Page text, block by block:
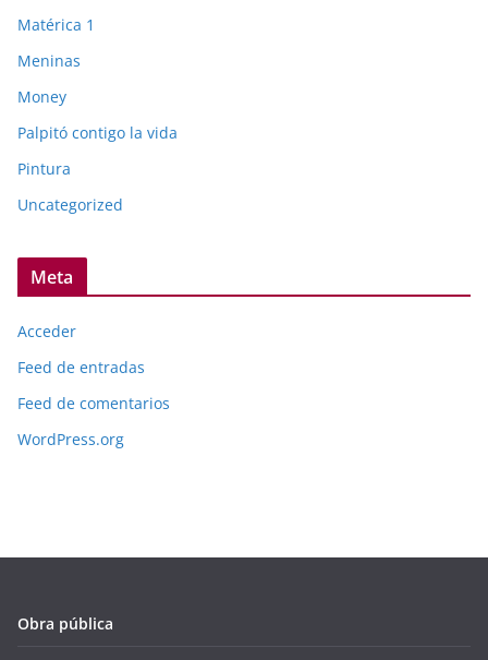
Matérica 1
Meninas
Money
Palpitó contigo la vida
Pintura
Uncategorized
Meta
Acceder
Feed de entradas
Feed de comentarios
WordPress.org
Obra pública